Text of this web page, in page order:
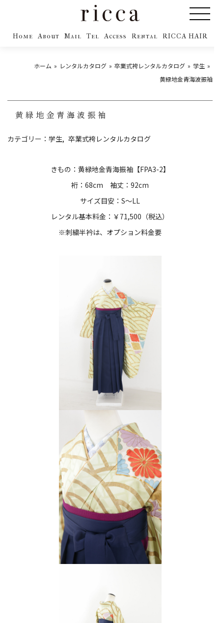
Home About Mail Tel Access Rental RICCA HAIR
ホーム レンタルカタログ 卒業式袴レンタルカタログ
学生
黄緑地金青海波振袖
黄緑地金青海波振袖
カテゴリー： 学生 卒業式袴レンタルカタログ
きもの：黄緑地金青海振袖【FPA3-2】
裄：68cm 袖丈：92cm
サイズ目安：S～LL
レンタル基本料金：￥71,500（税込）
※刺繍半衿は、オプション料金要